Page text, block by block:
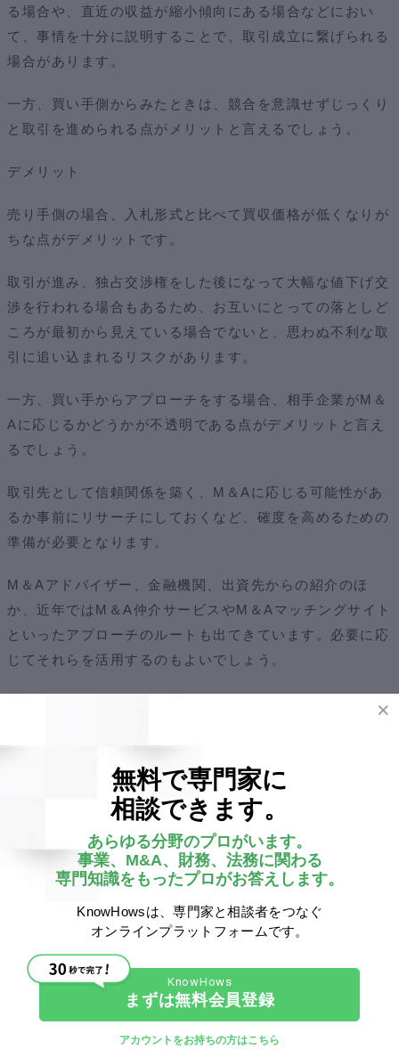
る場合や、直近の収益が縮小傾向にある場合などにおい
て、事情を十分に説明することで、取引成立に繋げられる
場合があります。
一方、買い手側からみたときは、競合を意識せずじっくり
と取引を進められる点がメリットと言えるでしょう。
デメリット
売り手側の場合、入札形式と比べて買収価格が低くなりが
ちな点がデメリットです。
取引が進み、独占交渉権をした後になって大幅な値下げ交
渉を行われる場合もあるため、お互いにとっての落としど
ころが最初から見えている場合でないと、思わぬ不利な取
引に追い込まれるリスクがあります。
一方、買い手からアプローチをする場合、相手企業がM＆
Aに応じるかどうかが不透明である点がデメリットと言え
るでしょう。
取引先として信頼関係を築く、M＆Aに応じる可能性があ
るか事前にリサーチにしておくなど、確度を高めるための
準備が必要となります。
M＆Aアドバイザー、金融機関、出資先からの紹介のほ
か、近年ではM＆A仲介サービスやM＆Aマッチングサイト
といったアプローチのルートも出てきています。必要に応
じてそれらを活用するのもよいでしょう。
売り手側が買い手を募り、複数の買い手側が入札する形で
M＆Aを行う方法です。オークションなどをイメージする
とわかりやすいかもしれません。
さらに入札形式には、自社に関する情報を特定されない範
NDA（機密情報保持契約）や意向表明書（LOI）を交わしな
クローズド・ビッド」
と呼ばれる方式と、まず広く情報を開示して入札候補を募
ってから、必要に応じてNDA（機密情報保持契約）
明書（LOI）によって候補を絞り込んでいく「フルオークシ
と呼ばれる方式のふたつがあります。
無料で専門家に
相談できます。
あらゆる分野のプロがいます。
事業、M&A、財務、法務に関わる
専門知識をもったプロがお答えします。
KnowHowsは、専門家と相談者をつなぐ
オンラインプラットフォームです。
まずは無料会員登録
アカウントをお持ちの方はこちら